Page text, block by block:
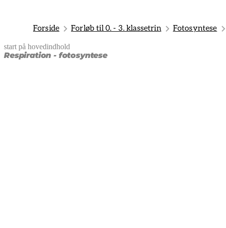
Forside Forløb til 0. - 3. klassetrin Fotosyntese
start på hovedindhold
Respiration - fotosyntese
senest opdateret 3. februar 2025